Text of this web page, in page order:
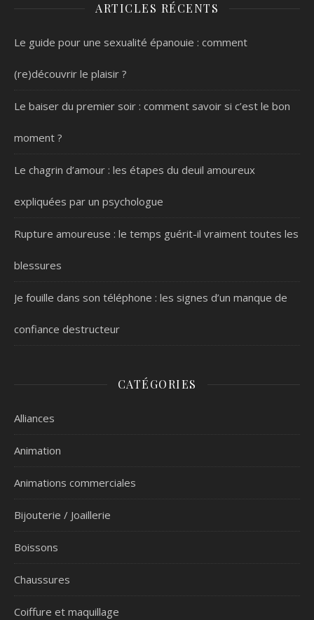
ARTICLES RÉCENTS
Le guide pour une sexualité épanouie : comment
(re)découvrir le plaisir ?
Le baiser du premier soir : comment savoir si c’est le bon
moment ?
Le chagrin d’amour : les étapes du deuil amoureux
expliquées par un psychologue
Rupture amoureuse : le temps guérit-il vraiment toutes les
blessures
Je fouille dans son téléphone : les signes d’un manque de
confiance destructeur
CATÉGORIES
Alliances
Animation
Animations commerciales
Bijouterie / Joaillerie
Boissons
Chaussures
Coiffure et maquillage